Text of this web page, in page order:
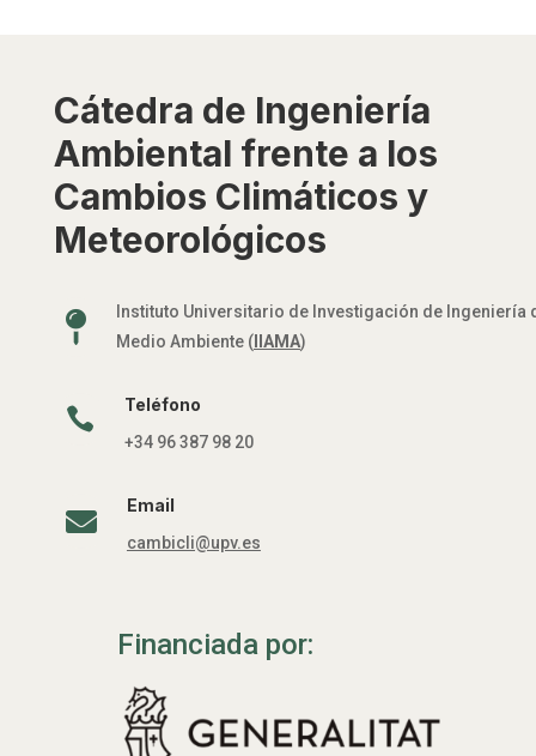
Cátedra de Ingeniería
Ambiental frente a los
Cambios Climáticos y
Meteorológicos

Instituto Universitario de Investigación de Ingeniería
Medio Ambiente (IIAMA)
 Teléfono
+34 96 387 98 20

Email
cambicli@upv.es
Financiada por: